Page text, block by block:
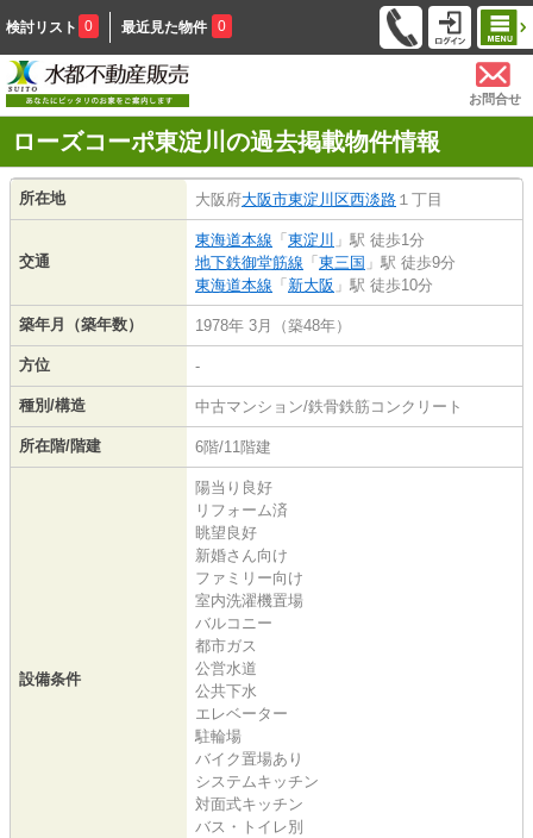
検討リスト 0 最近見た物件 0
お問合せ
ローズコーポ東淀川の過去掲載物件情報
所在地 大阪府大阪市東淀川区西淡路 １丁目
交通
東海道本線 「 東淀川 」駅 徒歩1分
地下鉄御堂筋線 「 東三国 」駅 徒歩9分
東海道本線 「 新大阪 」駅 徒歩10分
築年月（築年数） 1978年 3月（築48年）
方位 -
種別/構造 中古マンション/鉄骨鉄筋コンクリート
所在階/階建 6階/11階建
設備条件
陽当り良好
リフォーム済
眺望良好
新婚さん向け
ファミリー向け
室内洗濯機置場
バルコニー
都市ガス
公営水道
公共下水
エレベーター
駐輪場
バイク置場あり
システムキッチン
対面式キッチン
バス・トイレ別